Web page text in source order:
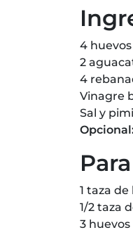
4
2
4
Vinagre
Sal y
1 taza
1/2 taza
3